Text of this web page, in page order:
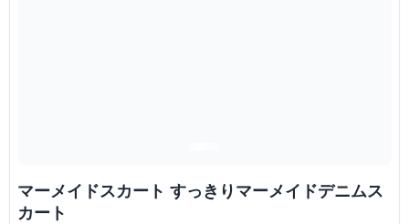
マーメイドスカート すっきりマーメイドデニムス
カート